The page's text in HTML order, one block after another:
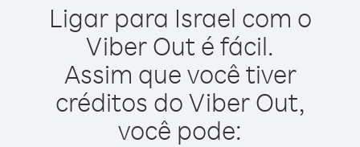
Ligar para Israel com o
Viber Out é fácil.
Assim que você tiver
créditos do Viber Out,
você pode: